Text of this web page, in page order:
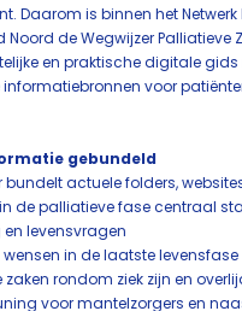
Daarom is binnen het Netwerk
de Wegwijzer Palliatieve
en praktische digitale
voor
gebundeld
bundelt actuele folders,
de palliatieve fase centraal
levensvragen
in de laatste levensfase
rondom ziek zijn en
voor mantelzorgers en